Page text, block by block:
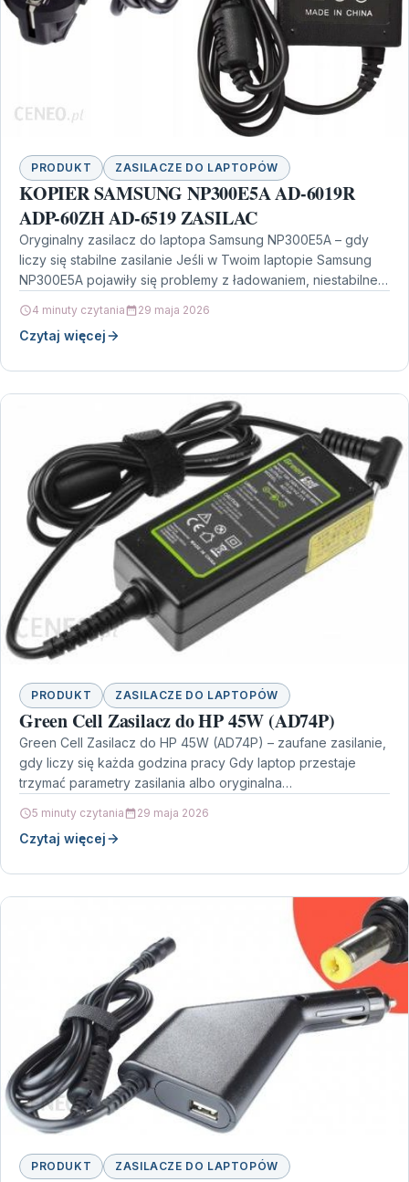
PRODUKT ZASILACZE DO LAPTOPÓW
KOPIER SAMSUNG NP300E5A AD-6019R
ADP-60ZH AD-6519 ZASILAC
Oryginalny zasilacz do laptopa Samsung NP300E5A – gdy
liczy się stabilne zasilanie Jeśli w Twoim laptopie Samsung
NP300E5A pojawiły się problemy z ładowaniem, niestabilne…
4 minuty czytania 29 maja 2026
Czytaj więcej
PRODUKT ZASILACZE DO LAPTOPÓW
Green Cell Zasilacz do HP 45W (AD74P)
Green Cell Zasilacz do HP 45W (AD74P) – zaufane zasilanie,
gdy liczy się każda godzina pracy Gdy laptop przestaje
trzymać parametry zasilania albo oryginalna…
5 minuty czytania 29 maja 2026
Czytaj więcej
PRODUKT ZASILACZE DO LAPTOPÓW